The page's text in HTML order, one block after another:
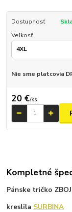
Dostupnosť
Veľkosť
Nie sme platcovia
20 €/ks
Kompletné
Pánske tričko
kreslila SURBINA